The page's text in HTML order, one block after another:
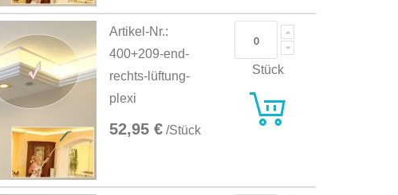
Artikel-Nr.:
400+209-end-
rechts-lüftung-
plexi
52,95 € /Stück
Stück